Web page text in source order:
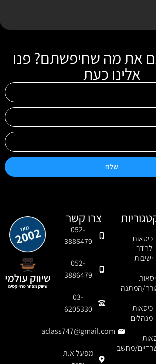
את מה שחיפשתם? פנו
אלינו כעת
שלח
צרו קשר
052-
3886479
052-
3886479
03-
6205330
aclass747@gmail.com
מפעל א.ת
כיסאות
לחדר
ישיבות
המתנה
כיסאות
מנהלים
מחשב